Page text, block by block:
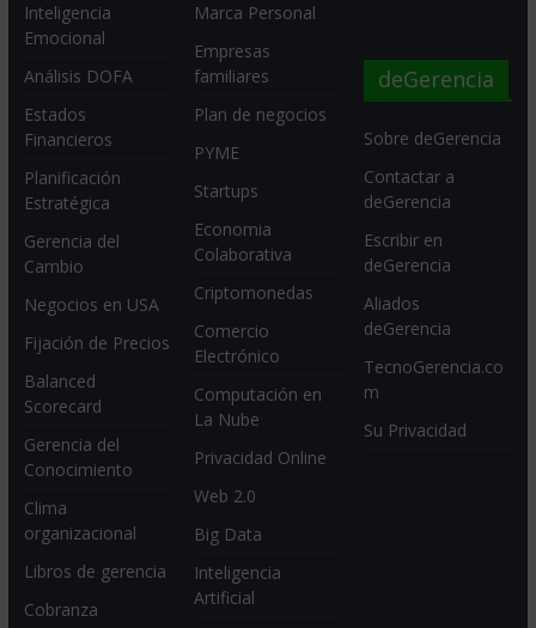
Inteligencia
Emocional
Análisis DOFA
Estados
Financieros
Planificación
Estratégica
Gerencia del
Cambio
Negocios en USA
Fijación de Precios
Balanced
Scorecard
Gerencia del
Conocimiento
Clima
organizacional
Libros de gerencia
Cobranza
Marca Personal
Empresas
familiares
Plan de negocios
PYME
Startups
Economia
Colaborativa
Criptomonedas
Comercio
Electrónico
Computación en
La Nube
Privacidad Online
Web 2.0
Big Data
Inteligencia
Artificial
deGerencia
Sobre deGerencia
Contactar a
deGerencia
Escribir en
deGerencia
Aliados
deGerencia
TecnoGerencia.co
m
Su Privacidad